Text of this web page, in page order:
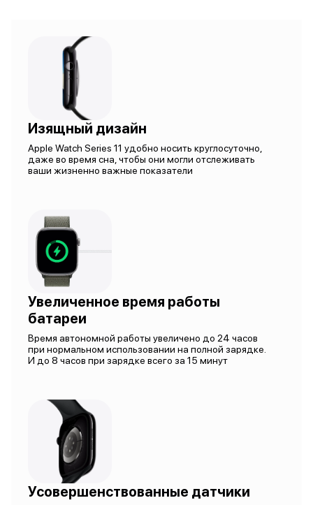
Изящный дизайн
Apple Watch Series 11 удобно носить круглосуточно,
даже во время сна, чтобы они могли отслеживать
ваши жизненно важные показатели
Увеличенное время работы
батареи
Время автономной работы увеличено до 24 часов
при нормальном использовании на полной зарядке.
И до 8 часов при зарядке всего за 15 минут
Усовершенствованные датчики